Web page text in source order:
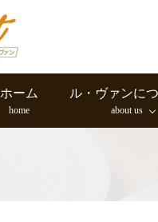
ホーム
home
ル・ヴァンに
about us